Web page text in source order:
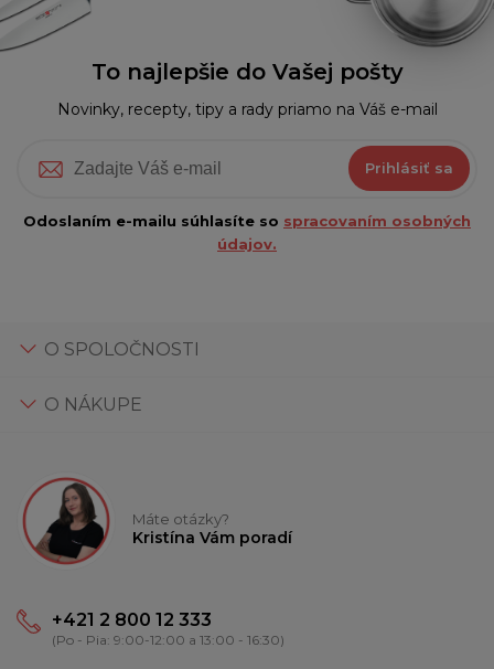
To najlepšie do Vašej pošty
Novinky, recepty, tipy a rady priamo na Váš e-mail
Prihlásiť sa
Odoslaním e-mailu súhlasíte so spracovaním osobných
údajov.
O SPOLOČNOSTI
O NÁKUPE
Máte otázky?
Kristína Vám poradí
+421 2 800 12 333
(Po - Pia: 9:00-12:00 a 13:00 - 16:30)